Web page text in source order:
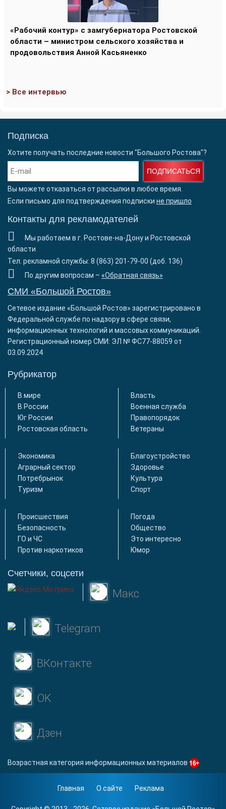
«Рабочий контур» с замгубернатора Ростовской
области – министром сельского хозяйства и
продовольствия Анной Касьяненко
> Все интервью
Подписка
Хотите получать последние новости "Большого Ростова"?
ПОДПИСАТЬСЯ
Вы можете отказаться от рассылки в любое время.
Если письмо для подтверждения подписки не пришло
Контакты для рекламодателей
Мы работаем в г. Ростове-на-Дону и Ростовской
области
Тел. рекламной службы: 8 (863) 201-79-00 (доб. 136)
По другим вопросам – «Обратная связь»
СМИ «Большой Ростов»
Сетевое издание «Большой Ростов» зарегистрировано в
Федеральной службе по надзору в сфере связи,
информационных технологий и массовых коммуникаций.
Регистрационный номер СМИ: ЭЛ № ФС77-88059 от
03.09.2024
Рубрикатор
В мире
В России
Юг России
Ростовская область
Власть
Военная служба
Правопорядок
Ветераны
Экономика
Аграрный сектор
Потребрынок
Туризм
Благоустройство
Здоровье
Культура
Спорт
Происшествия
Безопасность
ГО и ЧС
Против наркотиков
Погода
Общество
Это интересно
Юмор
Счетчики, соцсети
Макс
Telegram
ВКонтакте
OK
Дзен
Возрастная категория информационных материалов
Главная О сайте Реклама